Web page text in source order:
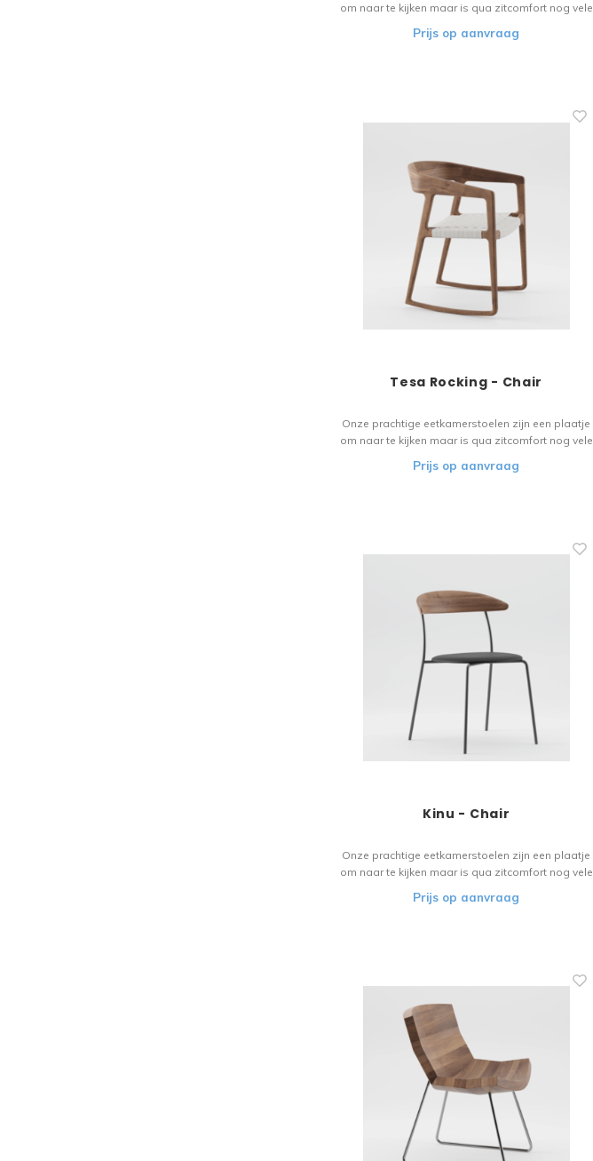
om naar te kijken maar is qua zitcomfort nog vele
het verfijnde design. Een stoel voor de liefhebber!
Prijs op aanvraag
Tesa Rocking - Chair
Onze prachtige eetkamerstoelen zijn een plaatje
om naar te kijken maar is qua zitcomfort nog vele
het verfijnde design. Een stoel voor de liefhebber!
Prijs op aanvraag
Kinu - Chair
Onze prachtige eetkamerstoelen zijn een plaatje
om naar te kijken maar is qua zitcomfort nog vele
het verfijnde design. Een stoel voor de liefhebber!
Prijs op aanvraag